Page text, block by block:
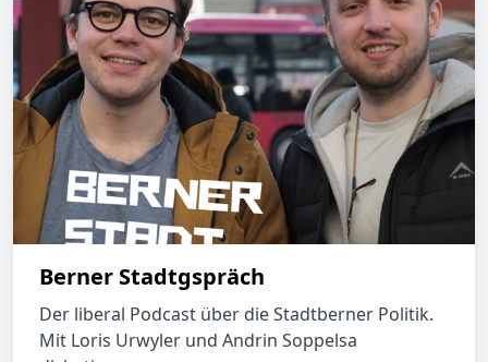
Berner Stadtgspräch
Der liberal Podcast über die Stadtberner Politik.
Mit Loris Urwyler und Andrin Soppelsa